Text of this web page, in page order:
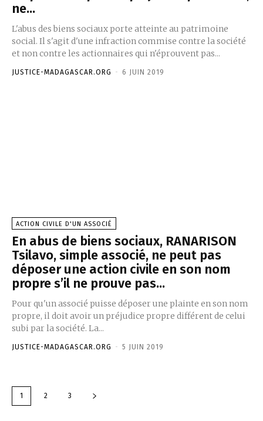
ne...
L'abus des biens sociaux porte atteinte au patrimoine
social. Il s'agit d'une infraction commise contre la société
et non contre les actionnaires qui n'éprouvent pas...
JUSTICE-MADAGASCAR.ORG - 6 JUIN 2019
ACTION CIVILE D'UN ASSOCIÉ
En abus de biens sociaux, RANARISON
Tsilavo, simple associé, ne peut pas
déposer une action civile en son nom
propre s’il ne prouve pas...
Pour qu'un associé puisse déposer une plainte en son nom
propre, il doit avoir un préjudice propre différent de celui
subi par la société. La...
JUSTICE-MADAGASCAR.ORG - 5 JUIN 2019
1 2 3